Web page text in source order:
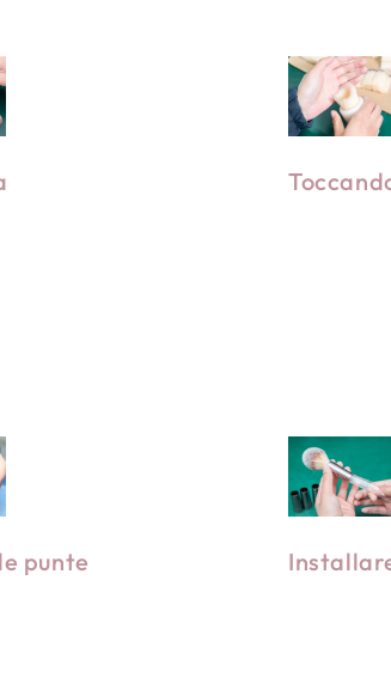
renderlo pulito e
Questo rende i capelli
punte
Taglia